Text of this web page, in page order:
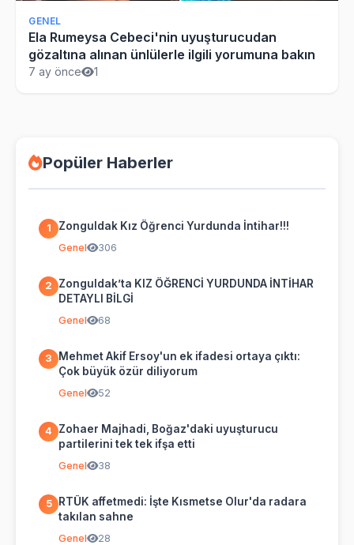
GENEL
Ela Rumeysa Cebeci'nin uyuşturucudan
gözaltına alınan ünlülerle ilgili yorumuna bakın
7 ay önce 1
Popüler Haberler
1 Zonguldak Kız Öğrenci Yurdunda İntihar!!!
Genel 306
2
Zonguldak’ta KIZ ÖĞRENCİ YURDUNDA İNTİHAR
DETAYLI BİLGİ
Genel 68
3
Mehmet Akif Ersoy'un ek ifadesi ortaya çıktı:
Çok büyük özür diliyorum
Genel 52
4
Zohaer Majhadi, Boğaz'daki uyuşturucu
partilerini tek tek ifşa etti
Genel 38
5
RTÜK affetmedi: İşte Kısmetse Olur'da radara
takılan sahne
Genel 28